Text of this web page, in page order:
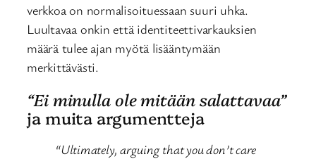
verkkoa on normalisoituessaan suuri uhka.
Luultavaa onkin että identiteettivarkauksien
määrä tulee ajan myötä lisääntymään
merkittävästi.
“Ei minulla ole mitään salattavaa”
ja muita argumentteja
“Ultimately, arguing that you don’t care